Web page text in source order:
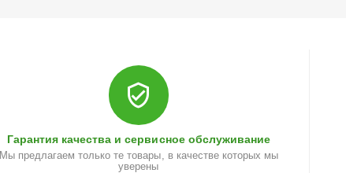
Гарантия качества и сервисное обслуживание
Мы предлагаем только те товары, в качестве которых мы
уверены